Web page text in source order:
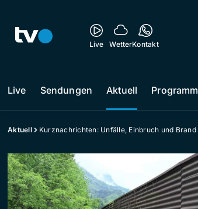
Live WetterKontakt
Live Sendungen Aktuell Programm
Aktuell Kurznachrichten: Unfälle, Einbruch und Brand